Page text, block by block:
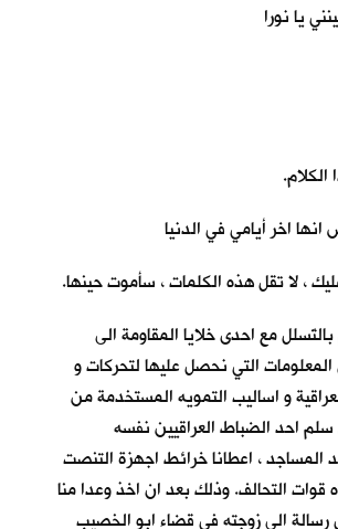
يا نورا
اخر أيامي في الدنيا
، لا تقل هذه الكلمات ، سأموت حينها.
مع احدى خلايا المقاومة الى
التي نحصل عليها لتحركات و
و اساليب التمويه المستخدمة من
احد الضباط العراقيين نفسه
المساجد ، اعطانا خرائط اجهزة التنصت
قوات التحالف. وذلك بعد ان اخذ وعدا منا
رسالة الى زوجته في قضاء ابو الخصيب